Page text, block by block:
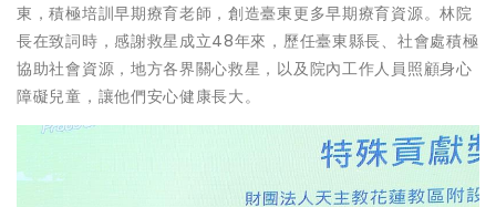
東，積極培訓早期療育老師，創造臺東更多早期療育資源。林院
長在致詞時，感謝救星成立48年來，歷任臺東縣長、社會處積極
協助社會資源，地方各界關心救星，以及院內工作人員照顧身心
障礙兒童，讓他們安心健康長大。